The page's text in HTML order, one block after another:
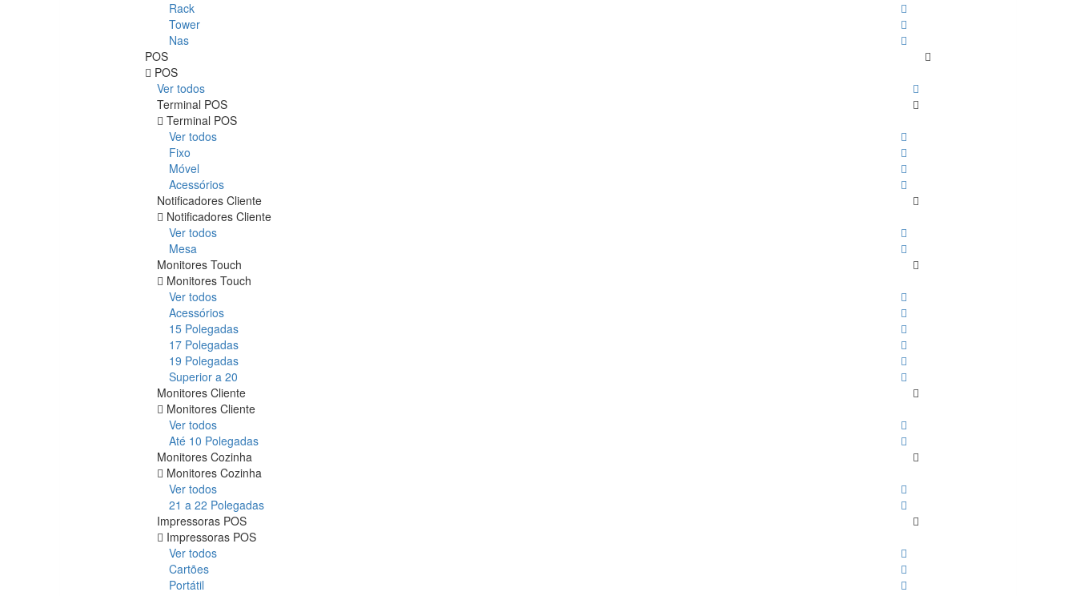
Rack
Tower
Nas
POS
POS
Ver todos
Terminal POS
Terminal POS
Ver todos
Fixo
Móvel
Acessórios
Notificadores Cliente
Notificadores Cliente
Ver todos
Mesa
Monitores Touch
Monitores Touch
Ver todos
Acessórios
15 Polegadas
17 Polegadas
19 Polegadas
Superior a 20
Monitores Cliente
Monitores Cliente
Ver todos
Até 10 Polegadas
Monitores Cozinha
Monitores Cozinha
Ver todos
21 a 22 Polegadas
Impressoras POS
Impressoras POS
Ver todos
Cartões
Portátil